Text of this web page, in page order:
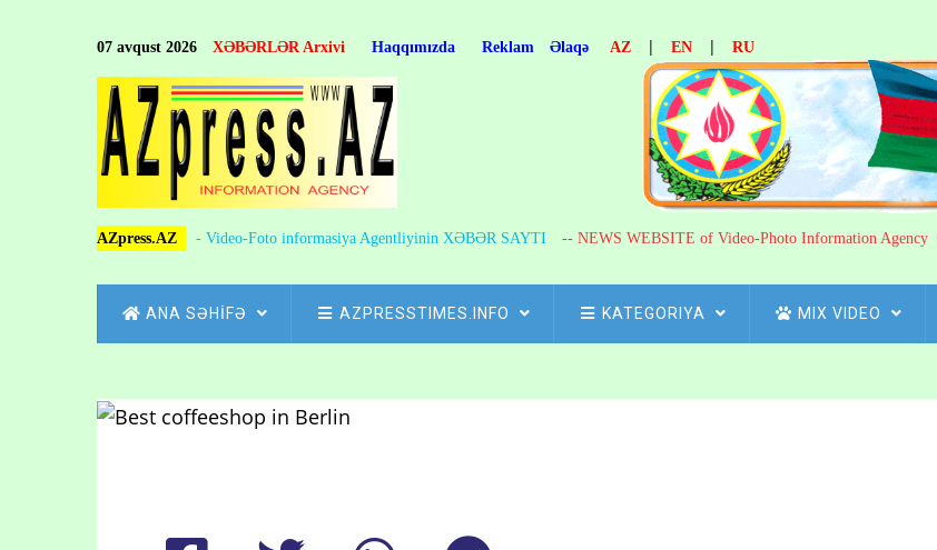
07 avqust 2026 XƏBƏRLƏR Arxivi Haqqımızda Reklam Əlaqə AZ | EN | RU
AZpress.AZ - Video-Foto informasiya Agentliyinin XƏBƏR SAYTI -- NEWS WEBSITE of Video-Photo Information Agency
MAIN
NAVIGATION
ANA SƏHİFƏ AZPRESSTIMES.INFO KATEGORIYA MIX VIDEO
Breadcrumb